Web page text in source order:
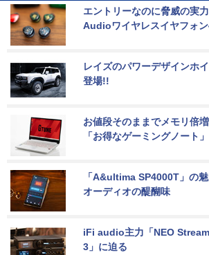
エントリーなのに脅威の実
Audioワイヤレスイヤフォン
レイズのパワーデザインホ
登場!!
お値段そのままでメモリ倍
「お得なゲーミングノート」
「A&ultima SP4000T」の
オーディオの醍醐味
iFi audio主力「NEO
3」に迫る